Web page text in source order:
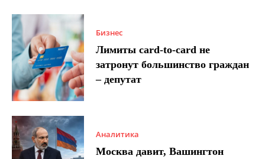
Бизнес
Лимиты card-to-card не
затронут большинство граждан
– депутат
Аналитика
Москва давит, Вашингтон